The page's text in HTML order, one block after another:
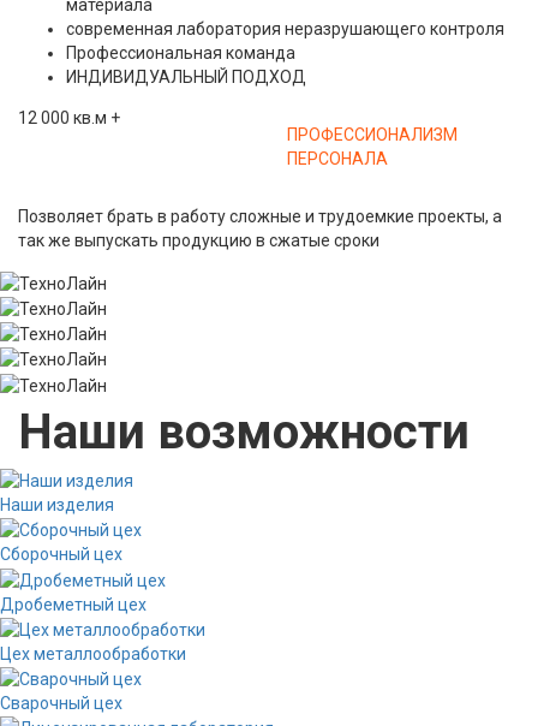
материала
современная лаборатория неразрушающего контроля
Профессиональная команда
ИНДИВИДУАЛЬНЫЙ ПОДХОД
12 000 кв.м +
ПРОФЕССИОНАЛИЗМ
ПЕРСОНАЛА
Позволяет брать в работу сложные и трудоемкие проекты, а
так же выпускать продукцию в сжатые сроки
Наши возможности
Наши изделия
Сборочный цех
Дробеметный цех
Цех металлообработки
Сварочный цех